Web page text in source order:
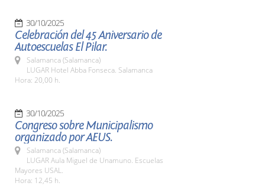
30/10/2025
Celebración del 45 Aniversario de
Autoescuelas El Pilar.
Salamanca (Salamanca)
LUGAR Hotel Abba Fonseca. Salamanca
Hora: 20,00 h.
30/10/2025
Congreso sobre Municipalismo
organizado por AEUS.
Salamanca (Salamanca)
LUGAR Aula Miguel de Unamuno. Escuelas
Mayores USAL.
Hora: 12,45 h.